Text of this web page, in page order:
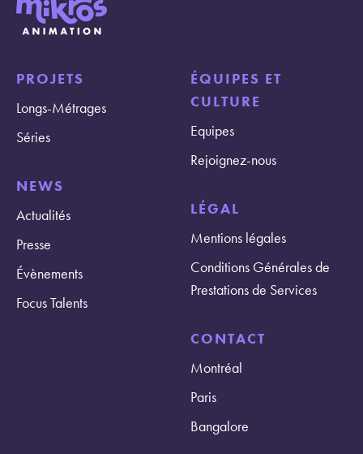
PROJETS
Longs-Métrages
Séries
NEWS
Actualités
Presse
Évènements
Focus Talents
ÉQUIPES ET
CULTURE
Equipes
Rejoignez-nous
LÉGAL
Mentions légales
Conditions Générales de
Prestations de Services
CONTACT
Montréal
Paris
Bangalore